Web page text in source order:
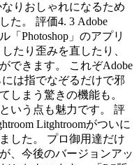
りおしゃれになるため
た。 評価4. 3 Adobe
「Photoshop」のアプリ
たり歪みを直したり、
できます。 これぞAdobe
は指でなぞるだけで邪
しまう驚きの機能も。
いう点も魅力です。 評
Litghtroomがついに
した。 プロ御用達だけ
、今後のバージョンアッ